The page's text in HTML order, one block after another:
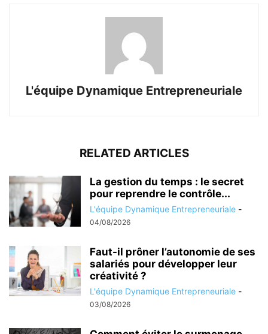
L'équipe Dynamique Entrepreneuriale
RELATED ARTICLES
La gestion du temps : le secret
pour reprendre le contrôle...
L'équipe Dynamique Entrepreneuriale -
04/08/2026
Faut-il prôner l’autonomie de ses
salariés pour développer leur
créativité ?
L'équipe Dynamique Entrepreneuriale -
03/08/2026